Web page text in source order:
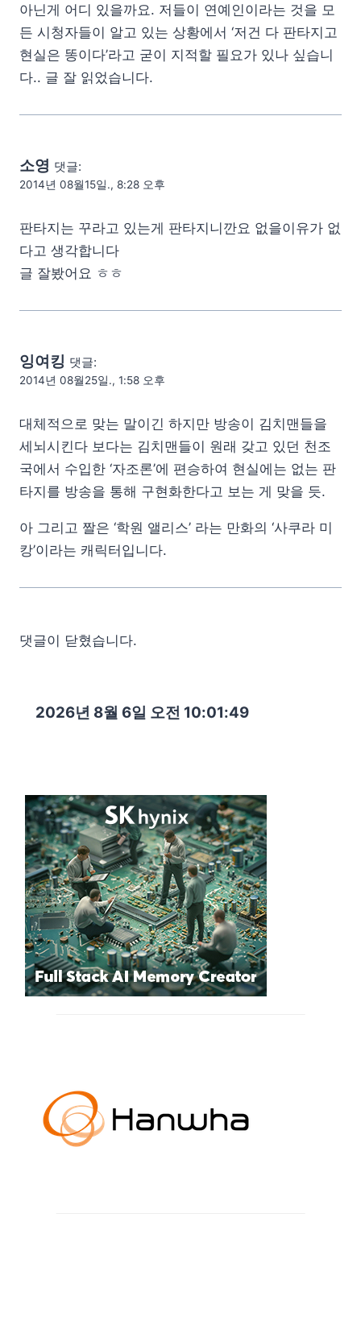
아닌게 어디 있을까요. 저들이 연예인이라는 것을 모
든 시청자들이 알고 있는 상황에서 ‘저건 다 판타지고
현실은 똥이다’라고 굳이 지적할 필요가 있나 싶습니
다.. 글 잘 읽었습니다.
소영 댓글:
2014년 08월15일., 8:28 오후
판타지는 꾸라고 있는게 판타지니깐요 없을이유가 없
다고 생각합니다
글 잘봤어요 ㅎㅎ
잉여킹 댓글:
2014년 08월25일., 1:58 오후
대체적으로 맞는 말이긴 하지만 방송이 김치맨들을
세뇌시킨다 보다는 김치맨들이 원래 갖고 있던 천조
국에서 수입한 ‘자조론’에 편승하여 현실에는 없는 판
타지를 방송을 통해 구현화한다고 보는 게 맞을 듯.
아 그리고 짤은 ‘학원 앨리스’ 라는 만화의 ‘사쿠라 미
캉’이라는 캐릭터입니다.
댓글이 닫혔습니다.
2026년 8월 6일 오전 10:01:51